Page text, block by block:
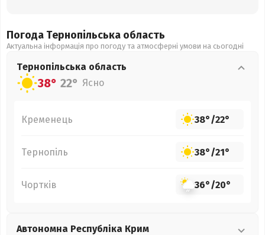
Погода Тернопільська область
Актуальна інформація про погоду та атмосферні умови на сьогодні
Тернопільська область
38° 22° Ясно
Кременець 38°/22°
Тернопіль 38°/21°
Чортків 36°/20°
Автономна Республіка Крим